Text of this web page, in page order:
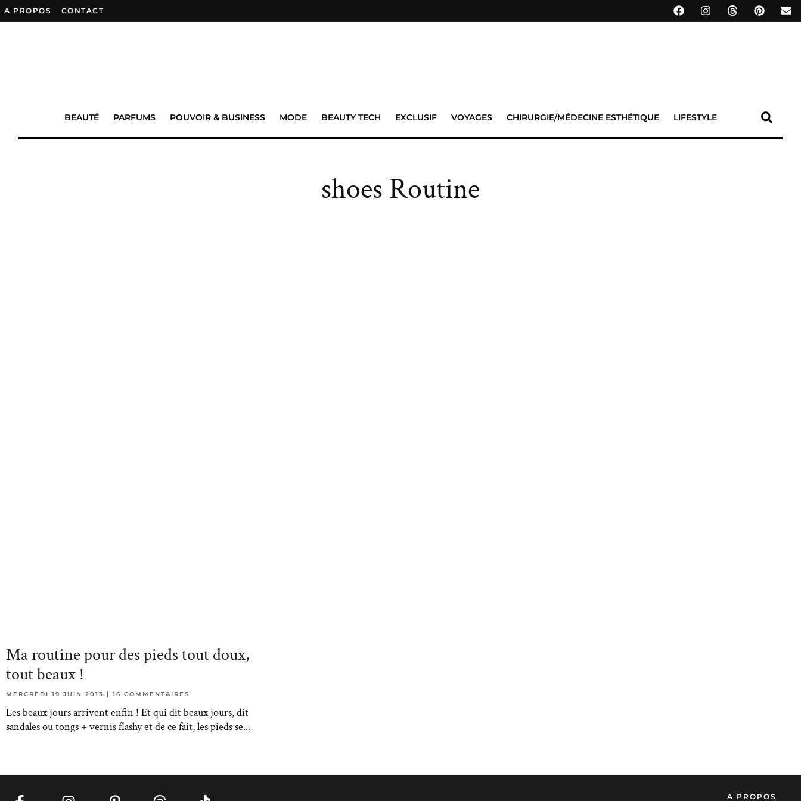
A PROPOS CONTACT
BEAUTÉ PARFUMS POUVOIR & BUSINESS MODE BEAUTY TECH EXCLUSIF VOYAGES CHIRURGIE/MÉDECINE ESTHÉTIQUE LIFESTYLE
shoes Routine
Ma routine pour des pieds tout doux,
tout beaux !
MERCREDI 19 JUIN 2013 16 COMMENTAIRES
Les beaux jours arrivent enfin ! Et qui dit beaux jours, dit
sandales ou tongs + vernis flashy et de ce fait, les pieds se
A PROPOS